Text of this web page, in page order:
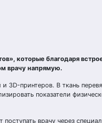
которые благодаря
врачу напрямую.
принтеров. В ткань
показатели
врачу через